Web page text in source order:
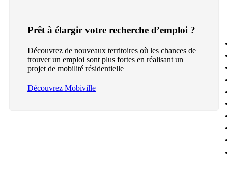
Prêt à élargir votre recherche d’emploi ?
Découvrez de nouveaux territoires où les chances de
trouver un emploi sont plus fortes en réalisant un
projet de mobilité résidentielle
Découvrez Mobiville